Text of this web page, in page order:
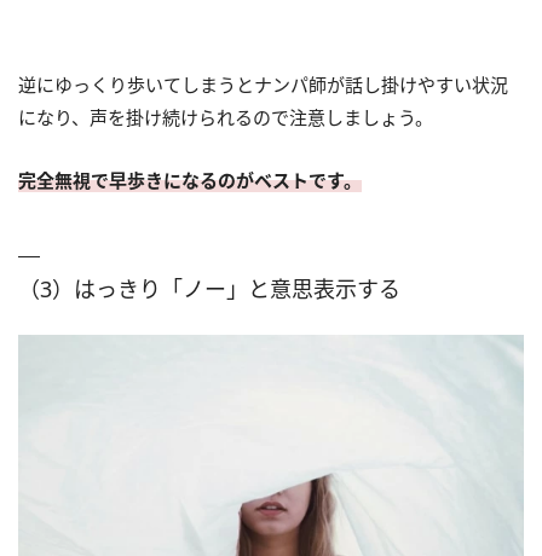
逆にゆっくり歩いてしまうとナンパ師が話し掛けやすい状況
になり、声を掛け続けられるので注意しましょう。
完全無視で早歩きになるのがベストです。
（3）はっきり「ノー」と意思表示する